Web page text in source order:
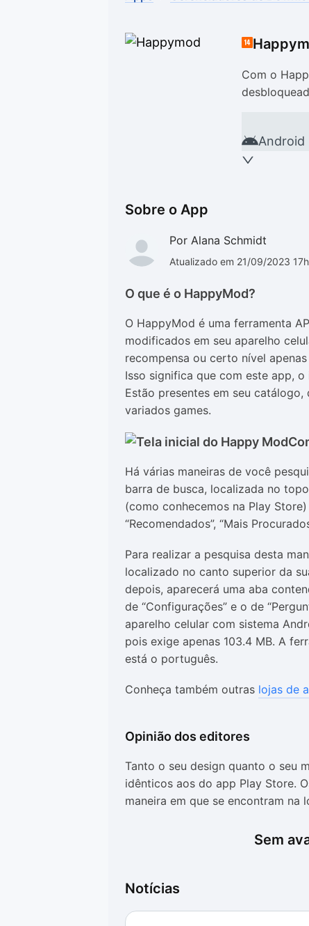
Com o
Android
Sobre o App
Por Alana Schmidt
Atualizado em 21/09/2023
O que é o HappyMod?
O HappyMod é uma ferramenta
modificados em seu aparelho
recompensa ou certo nível
Isso significa que com este app,
Estão presentes em seu
variados games.
Há várias maneiras de você
barra de busca, localizada no
(como conhecemos na Play
“Recomendados”, “Mais
Para realizar a pesquisa desta
localizado no canto superior da
depois, aparecerá uma aba
de “Configurações” e o de
aparelho celular com sistema
pois exige apenas 103.4 MB. A
está o português.
Conheça também outras lojas de
Opinião dos editores
Tanto o seu design quanto o seu
idênticos aos do app Play Store.
maneira em que se encontram na
todos os itens (tanto os que são
HappyMod APK
O HappyMod, certamente,
Sem
Notícias